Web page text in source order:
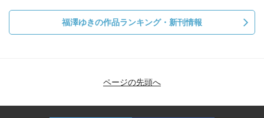
福澤ゆきの作品ランキング・新刊情報
ページの先頭へ